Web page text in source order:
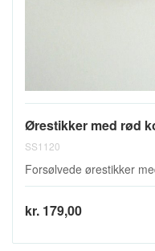
Ørestikker med rød
SS1120
Forsølvede ørestikker
kr. 179,00